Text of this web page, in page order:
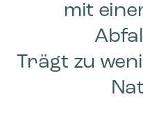
mit
Trägt zu